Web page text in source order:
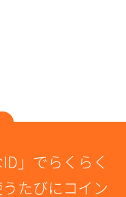
」でらくらく
たびにコイン